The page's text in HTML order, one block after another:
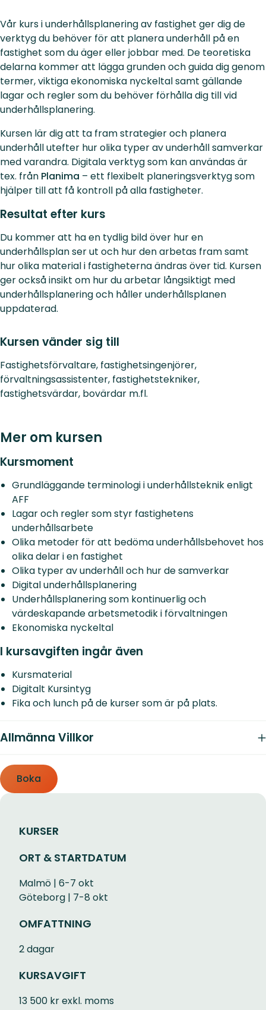
Vår kurs i underhållsplanering av fastighet ger dig de
verktyg du behöver för att planera underhåll på en
fastighet som du äger eller jobbar med. De teoretiska
delarna kommer att lägga grunden och guida dig genom
termer, viktiga ekonomiska nyckeltal samt gällande
lagar och regler som du behöver förhålla dig till vid
underhållsplanering.
Kursen lär dig att ta fram strategier och planera
underhåll utefter hur olika typer av underhåll samverkar
med varandra. Digitala verktyg som kan användas är
tex. från Planima – ett flexibelt planeringsverktyg som
hjälper till att få kontroll på alla fastigheter.
Resultat efter kurs
Du kommer att ha en tydlig bild över hur en
underhållsplan ser ut och hur den arbetas fram samt
hur olika material i fastigheterna ändras över tid. Kursen
ger också insikt om hur du arbetar långsiktigt med
underhållsplanering och håller underhållsplanen
uppdaterad.
Kursen vänder sig till
Fastighetsförvaltare, fastighetsingenjörer,
förvaltningsassistenter, fastighetstekniker,
fastighetsvärdar, bovärdar m.fl.
Mer om kursen
Kursmoment
Grundläggande terminologi i underhållsteknik enligt
AFF
Lagar och regler som styr fastighetens
underhållsarbete
Olika metoder för att bedöma underhållsbehovet hos
olika delar i en fastighet
Olika typer av underhåll och hur de samverkar
Digital underhållsplanering
Underhållsplanering som kontinuerlig och
värdeskapande arbetsmetodik i förvaltningen
Ekonomiska nyckeltal
I kursavgiften ingår även
Kursmaterial
Digitalt Kursintyg
Fika och lunch på de kurser som är på plats.
Allmänna Villkor
Boka
KURSER
ORT & STARTDATUM
Malmö | 6-7 okt
Göteborg | 7-8 okt
OMFATTNING
2 dagar
KURSAVGIFT
13 500 kr exkl. moms